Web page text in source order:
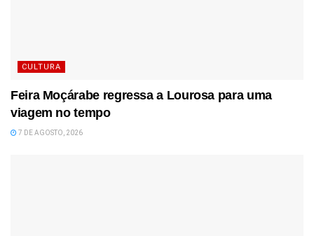
CULTURA
Feira Moçárabe regressa a Lourosa para uma
viagem no tempo
7 DE AGOSTO, 2026